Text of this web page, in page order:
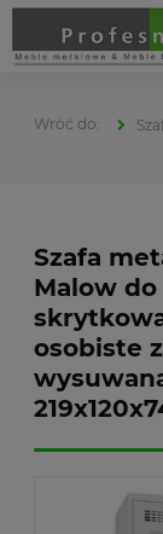
Szafa
Malow
osobiste